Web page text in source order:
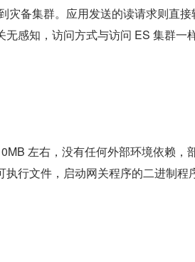
灾备集群。应用发送的读请求则直接
感知，访问方式与访问 ES 集群一
左右，没有任何外部环境依赖，
行文件，启动网关程序的二进制程